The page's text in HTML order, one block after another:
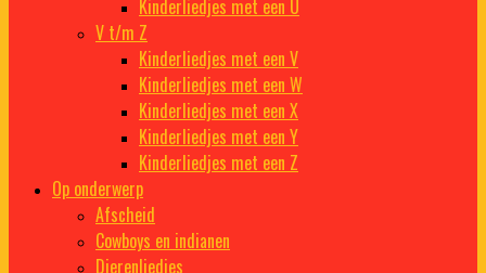
Kinderliedjes met een U
V t/m Z
Kinderliedjes met een V
Kinderliedjes met een W
Kinderliedjes met een X
Kinderliedjes met een Y
Kinderliedjes met een Z
Op onderwerp
Afscheid
Cowboys en indianen
Dierenliedjes